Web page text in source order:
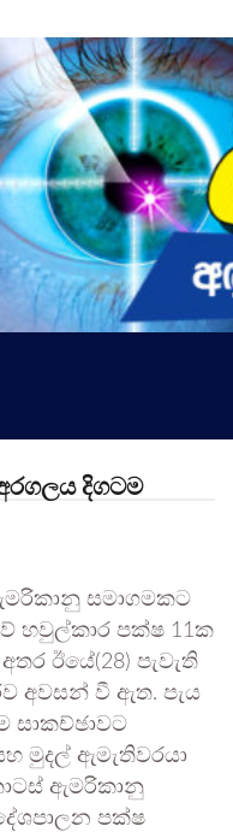
දිගටම
සමාගමකට
හවුල්කාර පක්ෂ 11ක
ඊයේ(28) පැවැති
අවසන් වී ඇත. පැය
සාකච්ඡාවට
මුදල් ඇමැතිවරයා
ඇමරිකානු
පක්ෂ